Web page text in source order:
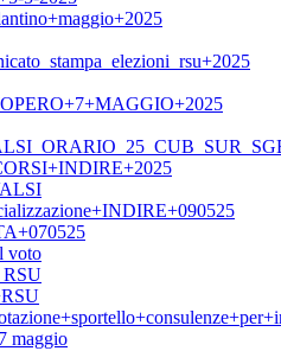
voto
RSU
maggio